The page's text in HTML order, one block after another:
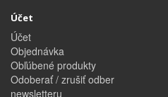
Účet
Účet
Objednávka
Obľúbené produkty
Odoberať / zrušiť odber
newsletteru